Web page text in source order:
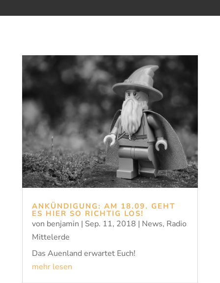
ANKÜNDIGUNG: AM 18.09. GEHT
ES HIER SO RICHTIG LOS!
von benjamin | Sep. 11, 2018 | News, Radio
Mittelerde
Das Auenland erwartet Euch!
mehr lesen